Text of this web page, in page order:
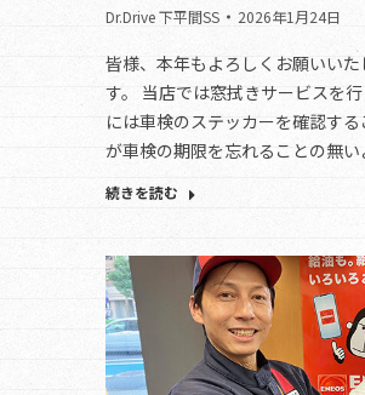
Dr.Drive 下平間SS 2026年1月24日
皆様、本年もよろしくお願いい
す。 当店では窓拭きサービスを
には車検のステッカーを確認す
が車検の期限を忘れることの無
続きを読む